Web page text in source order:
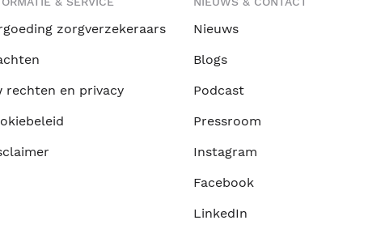
zorgverzekeraars
rechten en privacy
Nieuws
Blogs
Podcast
Pressroom
Instagram
Facebook
LinkedIn